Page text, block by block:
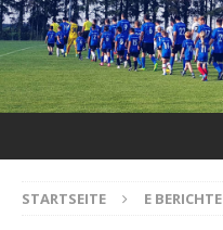
STARTSEITE E BERICHTE